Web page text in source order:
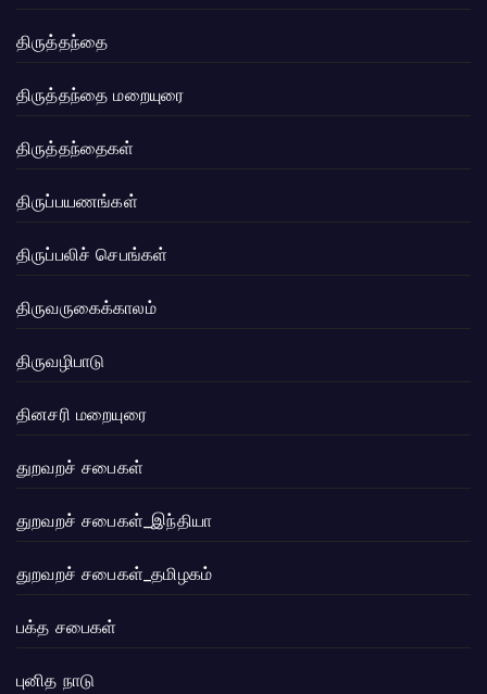
திருத்தந்தை
திருத்தந்தை மறையுரை
திருத்தந்தைகள்
திருப்பயணங்கள்
திருப்பலிச் செபங்கள்
திருவருகைக்காலம்
திருவழிபாடு
தினசரி மறையுரை
துறவறச் சபைகள்
துறவறச் சபைகள்_இந்தியா
துறவறச் சபைகள்_தமிழகம்
பக்த சபைகள்
புனித நாடு